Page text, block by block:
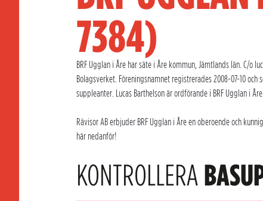
7384)
BRF Ugglan i Åre har säte i Åre kommun, Jämtlands län. C/o
Bolagsverket. Föreningsnamnet registrerades 2008-07-10
suppleanter. Lucas Barthelson är ordförande i BRF Ugglan i
Rävisor AB erbjuder BRF Ugglan i Åre en oberoende och
här nedanför!
KONTROLLERA